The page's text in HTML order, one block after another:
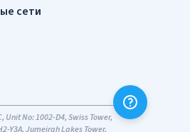
сети
Unit No: 1002-D4, Swiss Tower,
Y3A, Jumeirah Lakes Tower,